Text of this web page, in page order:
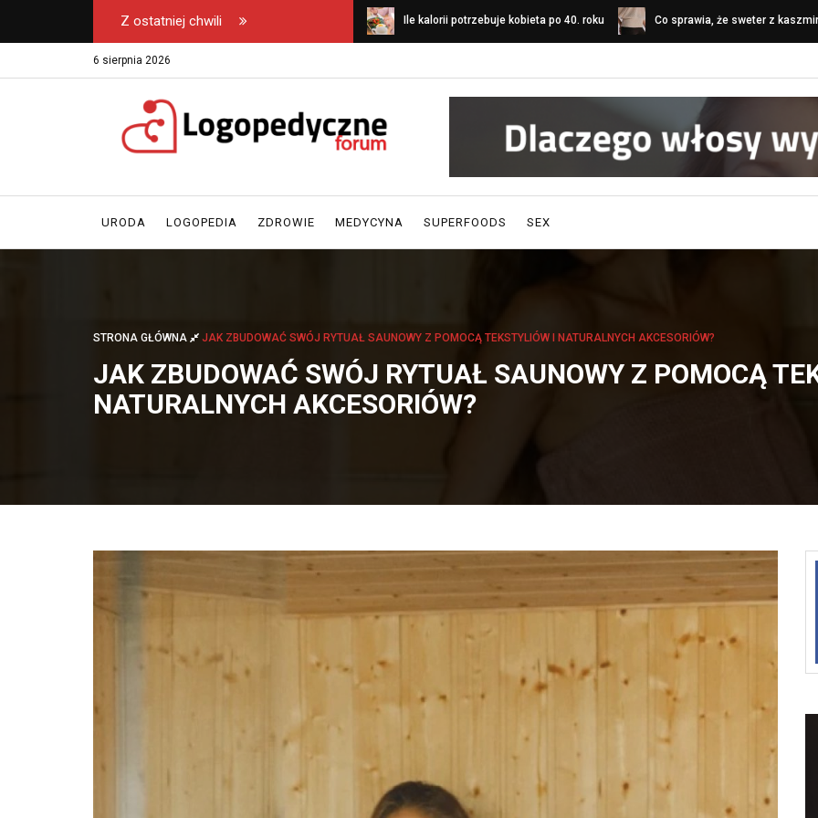
Z ostatniej chwili
Ile kalorii potrzebuje kobieta po 40. roku Co sprawia, że sweter z kaszmiru Jak zaprojektować przyjazny
6 sierpnia 2026
URODA LOGOPEDIA ZDROWIE MEDYCYNA SUPERFOODS SEX
STRONA GŁÓWNA JAK ZBUDOWAĆ SWÓJ RYTUAŁ SAUNOWY Z POMOCĄ TEKSTYLIÓW I NATURALNYCH AKCESORIÓW?
JAK ZBUDOWAĆ SWÓJ RYTUAŁ SAUNOWY Z POMOCĄ
NATURALNYCH AKCESORIÓW?